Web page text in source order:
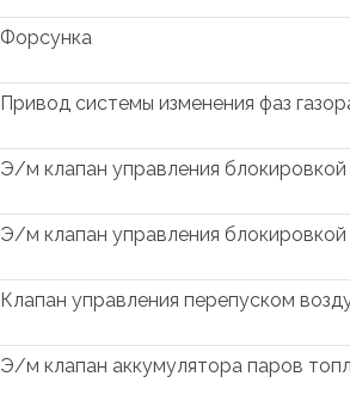
Форсунка
Привод системы изменения фаз
Э/м клапан управления блокировкой
Э/м клапан управления блокировкой
Клапан управления перепуском
Э/м клапан аккумулятора паров